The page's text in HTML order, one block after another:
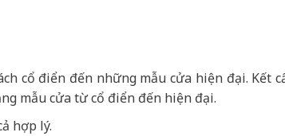
cổ điển đến những mẫu cửa hiện đại. Kết
mẫu cửa từ cổ điển đến hiện đại.
hợp lý.